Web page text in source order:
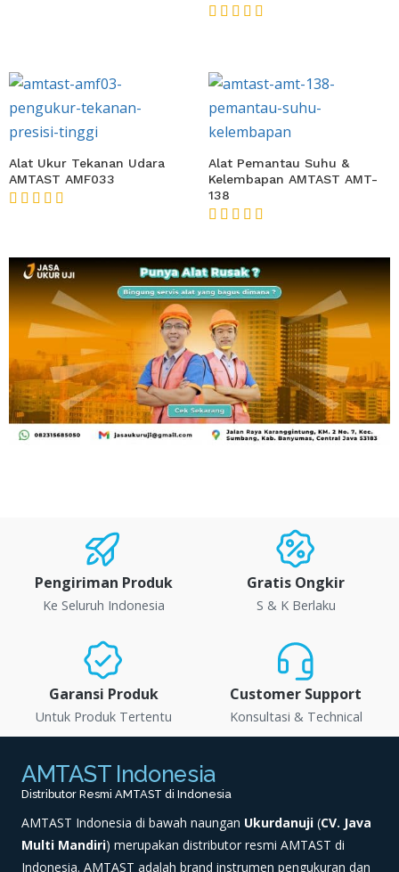
Alat Ukur Tekanan Udara
AMTAST AMF033
Alat Pemantau Suhu &
Kelembapan AMTAST AMT-
138
Pengiriman Produk
Ke Seluruh Indonesia
Gratis Ongkir
S & K Berlaku
Garansi Produk
Untuk Produk Tertentu
Customer Support
Konsultasi & Technical
AMTAST Indonesia
Distributor Resmi AMTAST di Indonesia
AMTAST Indonesia di bawah naungan Ukurdanuji (CV. Java
Multi Mandiri) merupakan distributor resmi AMTAST di
Indonesia. AMTAST adalah brand instrumen pengukuran dan